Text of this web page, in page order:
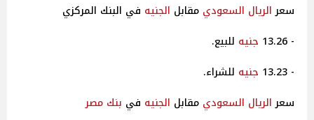
سعرالريال السعودي مقابل الجنيه في البنك المركزي
- 13.26
جنيه للبيع.
- 13.23
جنيه للشراء.
سعرالريال السعودي مقابل الجنيه في بنك مصر